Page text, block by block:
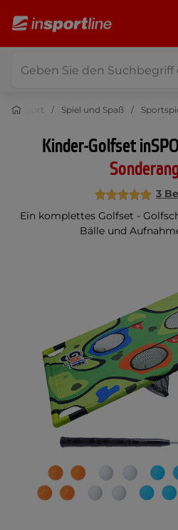
Sport Spiel und Spaß
Kinder-Golfset
3
Ein komplettes Golfset -
Bälle und